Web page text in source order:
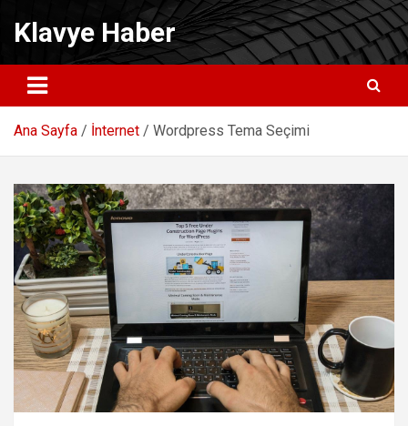
Klavye Haber
Ana Sayfa İnternet Wordpress Tema Seçimi